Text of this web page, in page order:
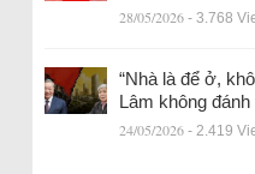
28/05/2026 - 3.768
“Nhà là để ở,
Lâm không
24/05/2026 - 2.419